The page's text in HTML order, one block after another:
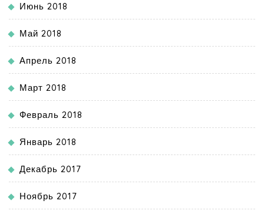
Июнь 2018
Май 2018
Апрель 2018
Март 2018
Февраль 2018
Январь 2018
Декабрь 2017
Ноябрь 2017